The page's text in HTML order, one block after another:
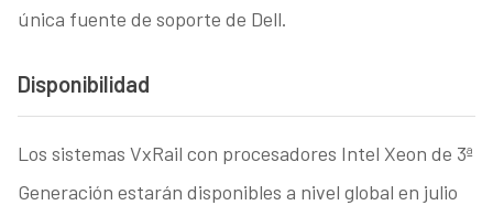
única fuente de soporte de Dell.
Disponibilidad
Los sistemas VxRail con procesadores Intel Xeon de 3ª
Generación estarán disponibles a nivel global en julio